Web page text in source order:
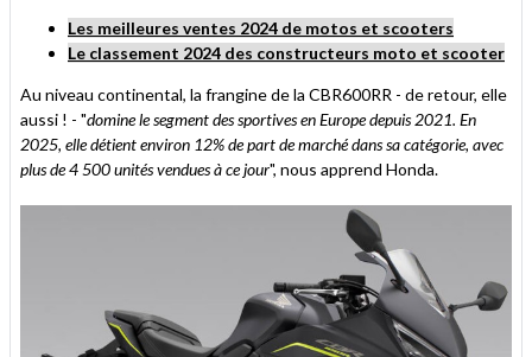
Les meilleures ventes 2024 de motos et scooters
Le classement 2024 des constructeurs moto et scooter
Au niveau continental, la frangine de la CBR600RR - de retour, elle
aussi ! - "domine le segment des sportives en Europe depuis 2021. En
2025, elle détient environ 12% de part de marché dans sa catégorie, avec
plus de 4 500 unités vendues à ce jour", nous apprend Honda.